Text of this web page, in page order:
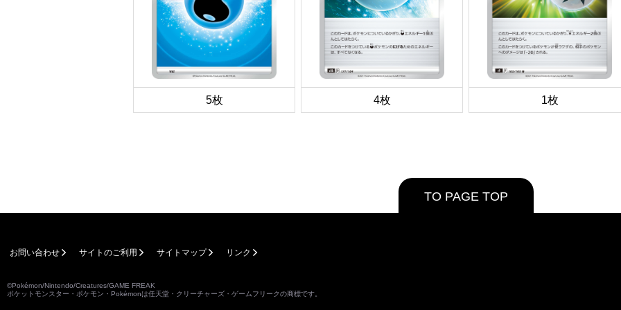
5枚 4枚 1枚
TO PAGE TOP
お問い合わせ サイトのご利用 サイトマップ リンク
©Pokémon/Nintendo/Creatures/GAME FREAK
ポケットモンスター・ポケモン・Pokémonは任天堂・クリーチャーズ・ゲームフリークの商標です。